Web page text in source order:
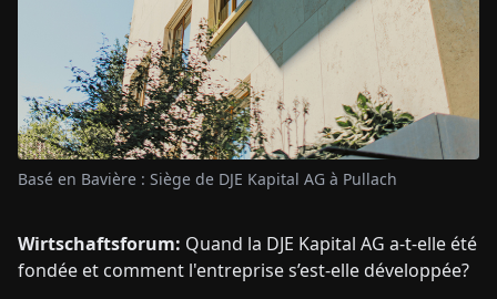
Wirtschaftsforum: Quand la DJE Kapital AG a-t-elle été
fondée et comment l'entreprise s’est-elle développée?
Basé en Bavière : Siège de DJE Kapital AG à Pullach